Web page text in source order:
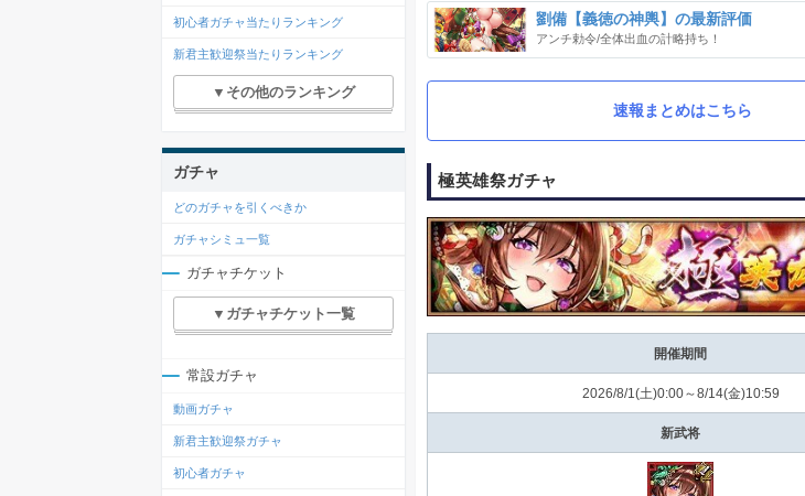
劉備【義徳の神輿】の最新評価
アンチ勅令/全体出血の計略持ち！
速報まとめはこちら
極英雄祭ガチャ
開催期間
2026/8/1(土)0:00～8/14(金)10:59
新武将
初心者ガチャ当たりランキング
新君主歓迎祭当たりランキング
▼その他のランキング
ガチャ
どのガチャを引くべきか
ガチャシミュ一覧
ガチャチケット
▼ガチャチケット一覧
常設ガチャ
動画ガチャ
新君主歓迎祭ガチャ
初心者ガチャ